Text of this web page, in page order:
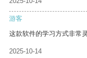
游客
这款软件的学习方式非常
2025-10-14